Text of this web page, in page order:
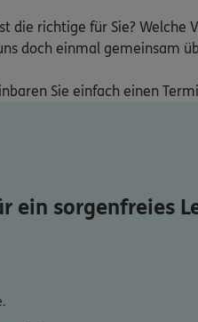
die richtige für Sie? Welche
doch einmal gemeinsam
Sie einfach einen
ein sorgenfreies